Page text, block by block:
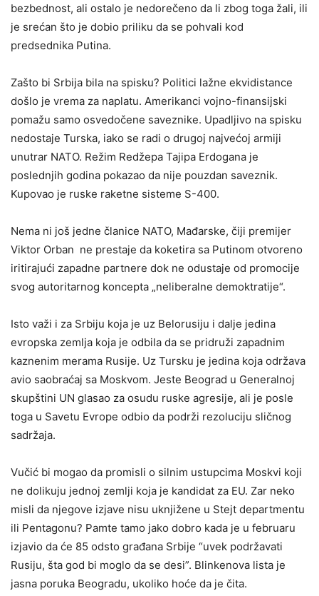
bezbednost, ali ostalo je nedorečeno da li zbog toga žali, ili
je srećan što je dobio priliku da se pohvali kod
predsednika Putina.
Zašto bi Srbija bila na spisku? Politici lažne ekvidistance
došlo je vrema za naplatu. Amerikanci vojno-finansijski
pomažu samo osvedočene saveznike. Upadljivo na spisku
nedostaje Turska, iako se radi o drugoj najvećoj armiji
unutrar NATO. Režim Redžepa Tajipa Erdogana je
poslednjih godina pokazao da nije pouzdan saveznik.
Kupovao je ruske raketne sisteme S-400.
Nema ni još jedne članice NATO, Mađarske, čiji premijer
Viktor Orban ne prestaje da koketira sa Putinom otvoreno
iritirajući zapadne partnere dok ne odustaje od promocije
svog autoritarnog koncepta „neliberalne demoktratije“.
Isto važi i za Srbiju koja je uz Belorusiju i dalje jedina
evropska zemlja koja je odbila da se pridruži zapadnim
kaznenim merama Rusije. Uz Tursku je jedina koja održava
avio saobraćaj sa Moskvom. Jeste Beograd u Generalnoj
skupštini UN glasao za osudu ruske agresije, ali je posle
toga u Savetu Evrope odbio da podrži rezoluciju sličnog
sadržaja.
Vučić bi mogao da promisli o silnim ustupcima Moskvi koji
ne dolikuju jednoj zemlji koja je kandidat za EU. Zar neko
misli da njegove izjave nisu uknjižene u Stejt departmentu
ili Pentagonu? Pamte tamo jako dobro kada je u februaru
izjavio da će 85 odsto građana Srbije “uvek podržavati
Rusiju, šta god bi moglo da se desi”. Blinkenova lista je
jasna poruka Beogradu, ukoliko hoće da je čita.